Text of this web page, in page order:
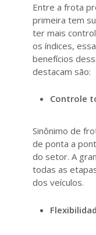
Entre a frota
primeira tem
ter mais
os índices,
benefícios
destacam são:
Controle
Sinônimo de
de ponta a
do setor. A
todas as
dos veículos.